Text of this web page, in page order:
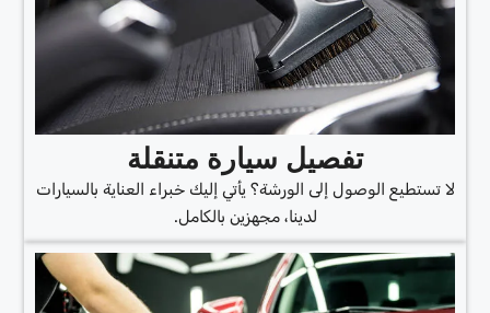
تفصيل سيارة متنقلة
لا تستطيع الوصول إلى الورشة؟ يأتي إليك خبراء العناية بالسيارات
لدينا، مجهزين بالكامل.